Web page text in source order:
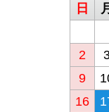
日
月
2
9
16